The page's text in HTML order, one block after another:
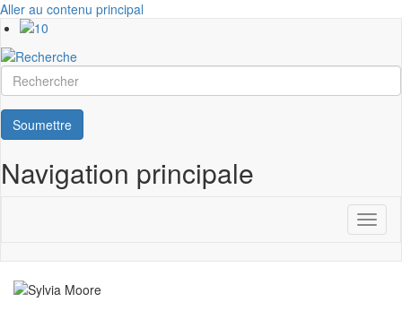
Aller au contenu principal
Rechercher
Soumettre
Navigation principale